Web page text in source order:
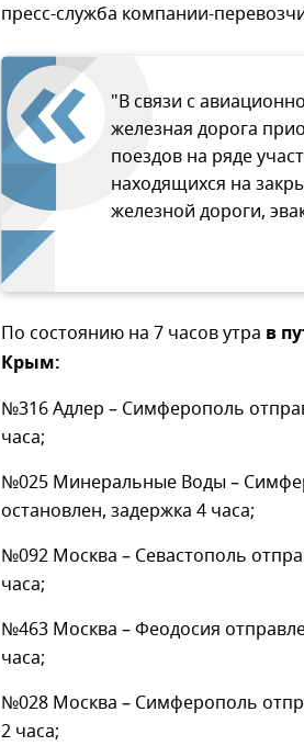
пресс-служба компании-
"В связи с
железная дорога
поездов на ряде
находящихся на
железной дороги,
По состоянию на 7 часов утра в
Крым:
№316 Адлер – Симферополь
часа;
№025 Минеральные Воды –
остановлен, задержка 4 часа;
№092 Москва – Севастополь
часа;
№463 Москва – Феодосия
часа;
№028 Москва – Симферополь
2 часа;